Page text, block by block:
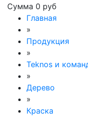
Сумма 0 руб
Главная
»
Продукция
»
Teknos и
»
Дерево
»
Краска